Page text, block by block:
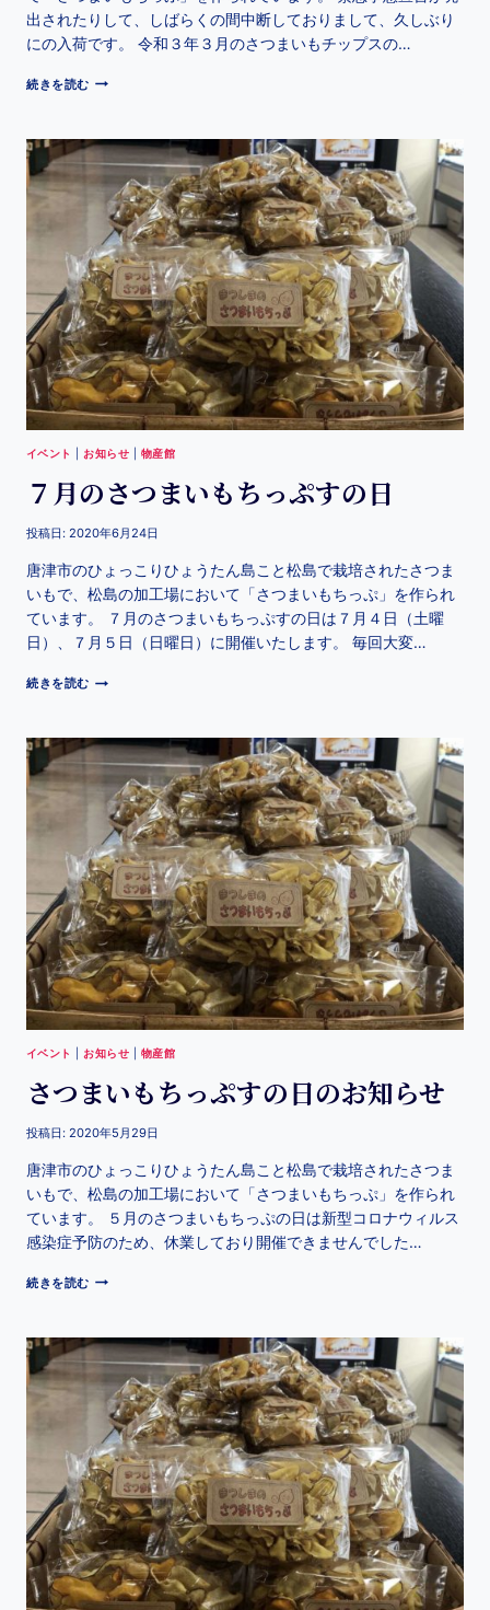
出されたりして、しばらくの間中断しておりまして、久しぶり
にの入荷です。 令和３年３月のさつまいもチップスの…
続きを読む
イベント |お知らせ 物産館
７月のさつまいもちっぷすの日
投稿日: 2020年6月24日
唐津市のひょっこりひょうたん島こと松島で栽培されたさつま
いもで、松島の加工場において「さつまいもちっぷ」を作られ
ています。 ７月のさつまいもちっぷすの日は７月４日（土曜
日）、７月５日（日曜日）に開催いたします。 毎回大変…
続きを読む
イベント お知らせ 物産館
さつまいもちっぷすの日のお知らせ
投稿日: 2020年5月29日
唐津市のひょっこりひょうたん島こと松島で栽培されたさつま
いもで、松島の加工場において「さつまいもちっぷ」を作られ
ています。 ５月のさつまいもちっぷの日は新型コロナウィルス
感染症予防のため、休業しており開催できませんでした…
続きを読む